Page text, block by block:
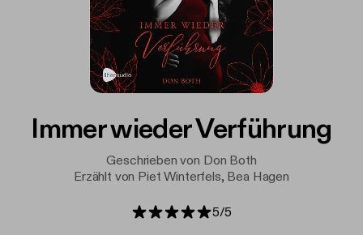
Immer wieder Verführung
Geschrieben von Don Both
Erzählt von Piet Winterfels, Bea Hagen
5/5